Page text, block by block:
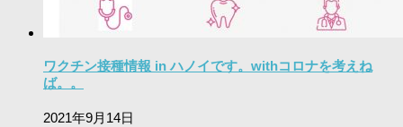
ワクチン接種情報 in ハノイです。withコロナを考えね
ば。。
2021年9月14日